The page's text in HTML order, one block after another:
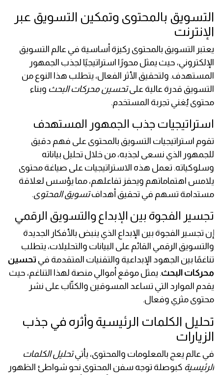
التسويق بالمحتوى وتمكين التسويق عبر
الإنترنت
يعتبر التسويق بالمحتوى ركيزة أساسية في عالم التسويق
الإلكتروني، حيث يمثل محورًا استراتيجيًا لجذب الجمهور
المستهدف. ولتحقيق الأثر الفعال، يتطلب هذا النوع من
التسويق قدرة عالية علىتحسين محركات البحث وبناء
محتوى يُغني تجربة المستخدم.
استراتيجيات جذب الجمهور المستهدف
تقوم استراتيجيات التسويق بالمحتوى على فهم دقيق
للجمهور الذي نسعى لجذبه، من خلال تحليل بياناته
وسلوكياته. تعمل هذه الاستراتيجيات على صياغة محتوى
يلامس اهتماماتهم ويحفز تفاعلهم، مما يؤسس لعلاقة
مستدامة تسهم في تحقيق أهدافتسويق المحتوى.
تجسير الفجوة بين الإبداع والتسويق الرقمي
إن تجسير الفجوة بين الإبداع الذي ينبض بالأفكار الجديدة
والتسويق الرقمي القائم على البيانات والتحليلات، يتطلب
تناغمًا بين الجهود الإبداعية والتقنيات المتقدمة في تحسين
محركات البحث. يمثل موقع أموالي منصة لهذا التناغم، حيث
يقدم الموارد التي تساعد المسوقين والكتّاب على نشر
محتوى مثري وفعال.
تحليل الكلمات الرئيسية وأثره في جذب
الزيارات
في عالم يعج بالمعلومات والمحتوى، يأتيتحليل الكلمات
الرئيسية كبوصلة توجه سفن المحتوى نحو شواطئ الظهور